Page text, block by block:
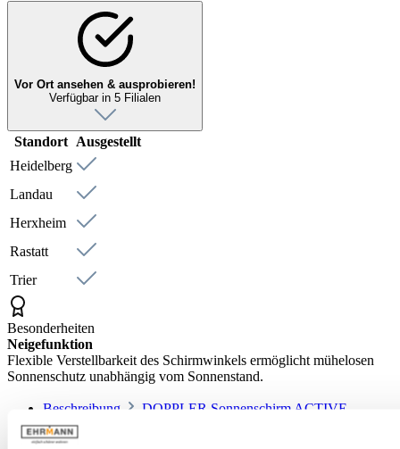
Vor Ort ansehen & ausprobieren!
Verfügbar in 5 Filialen
Standort Ausgestellt
Heidelberg
Landau
Herxheim
Rastatt
Trier
Besonderheiten
Neigefunktion
Flexible Verstellbarkeit des Schirmwinkels ermöglicht mühelosen
Sonnenschutz unabhängig vom Sonnenstand.
Beschreibung
DOPPLER Sonnenschirm ACTIVE -
Schattenspendender Begleiter für Ihren Outdoor-Bereich
Entdecken Sie den DOPPLER Sonnenschirm…